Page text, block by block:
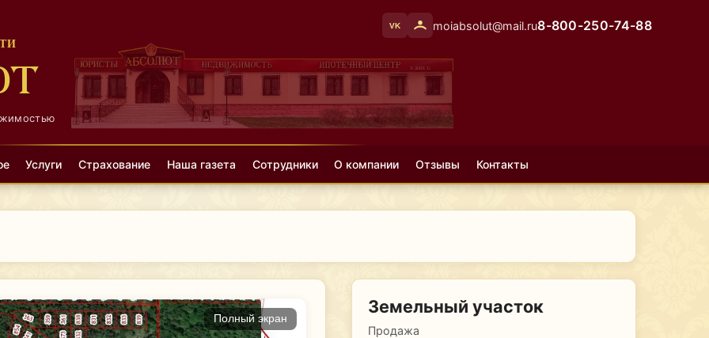
VK moiabsolut@mail.ru8-800-250-74-88
Услуги Страхование Наша газета Сотрудники О компании Отзывы Контакты
Полный экран
Земельный участок
Продажа